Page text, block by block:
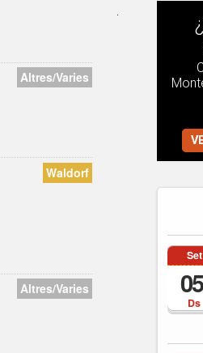
Altres/Varies
Waldorf
Altres/Varies
Ds
Set
05